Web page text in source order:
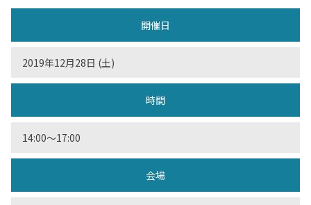
開催日
2019年12月28日 (土)
時間
14:00〜17:00
会場